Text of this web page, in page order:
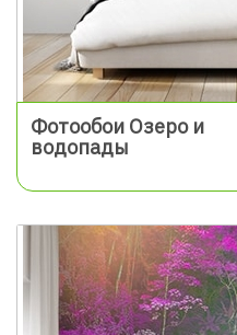
Фотообои Озеро и
водопады